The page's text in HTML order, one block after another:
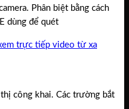
Phân biệt bằng cách
dùng để quét
trực tiếp video từ xa
công khai. Các trường bắt